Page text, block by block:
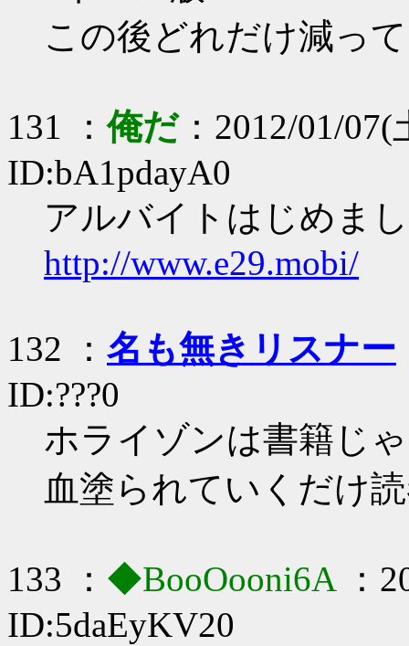
この後どれだけ減っ
131 ：俺だ：2012/01/07(
ID:bA1pdayA0
アルバイトはじめま
http://www.e29.mobi/
132 ： 名も無きリスナー
ID:???0
ホライゾンは書籍じ
血塗られていくだけ
133 ： ◆BooOooni6A
：
ID:5daEyKV20